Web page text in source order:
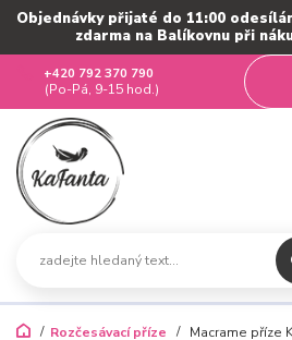
Objednávky přijaté do 11:00
zdarma na Balíkovnu při
+420 792 370 790
(Po-Pá, 9-15 hod.)
Rozčesávací příze
Macrame příze